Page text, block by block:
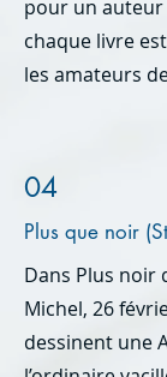
pour un
chaque livre
les amateurs
04
Plus que noir
Dans Plus noir
Michel, 26
dessinent une